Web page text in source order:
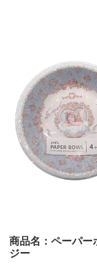
商品名：ペーパー
ジー